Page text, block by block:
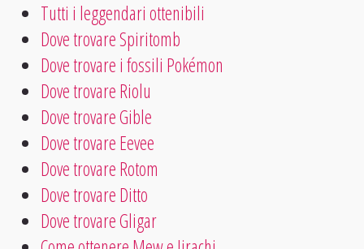
Tutti i leggendari ottenibili
Dove trovare Spiritomb
Dove trovare i fossili Pokémon
Dove trovare Riolu
Dove trovare Gible
Dove trovare Eevee
Dove trovare Rotom
Dove trovare Ditto
Dove trovare Gligar